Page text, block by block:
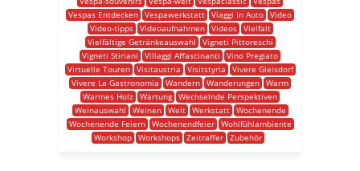
Vespas Entdecken Vespawerkstatt Viaggi In Auto Video
Video-tipps
Videoaufnahmen Videos
Vielfalt
Vielfältige Getränkeauswahl
Vigneti Pittoreschi
Vigneti Stiriani
Villaggi Affascinanti
Vino Pregiato
Virtuelle Touren
Visitaustria Visitstyria
Vivere Gleisdorf
Vivere La Gastronomia
Wandern Wanderungen Warm
Warmes Holz Wartung Wechselnde Perspektiven
Weinauswahl
Weinen Welt Werkstatt
Wochenende
Wochenende Feiern
Wochenendfeier
Wohlfühlambiente
Workshop Workshops Zeitraffer Zubehör